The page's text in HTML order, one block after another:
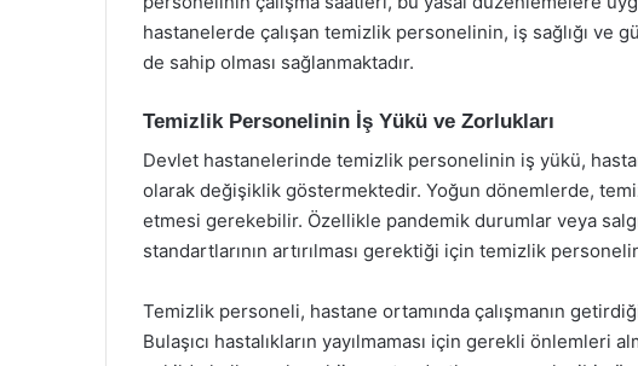
hastanelerde çalışan temizlik personelinin, iş sağlığı ve
de sahip olması sağlanmaktadır.
Temizlik Personelinin İş Yükü ve Zorlukları
Devlet hastanelerinde temizlik personelinin iş yükü,
olarak değişiklik göstermektedir. Yoğun dönemlerde,
etmesi gerekebilir. Özellikle pandemik durumlar veya
standartlarının artırılması gerektiği için temizlik
Temizlik personeli, hastane ortamında çalışmanın
Bulaşıcı hastalıkların yayılmaması için gerekli